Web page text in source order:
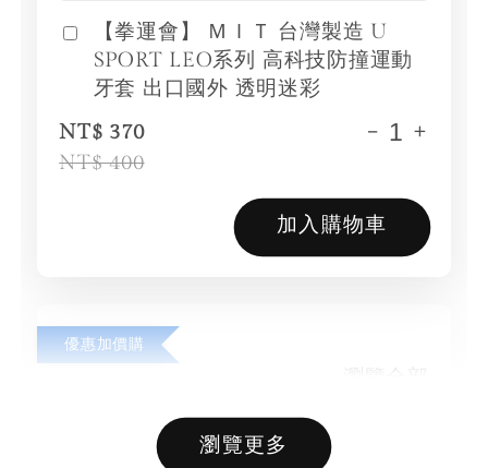
【拳運會】 ＭＩＴ 台灣製造 U
SPORT LEO系列 高科技防撞運動
牙套 出口國外 透明迷彩
NT$ 370
NT$ 400
- +
加入購物車
優惠加價購
瀏覽更多